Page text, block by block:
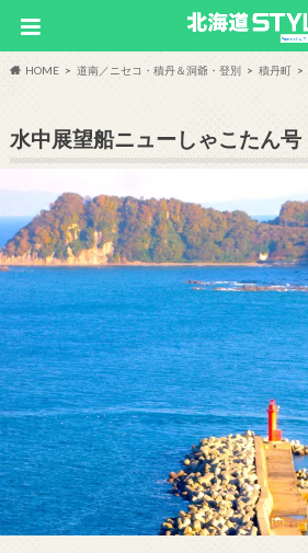
HOME 道南／ニセコ・積丹＆洞爺・登別 積丹町
水中展望船ニューしゃこたん号